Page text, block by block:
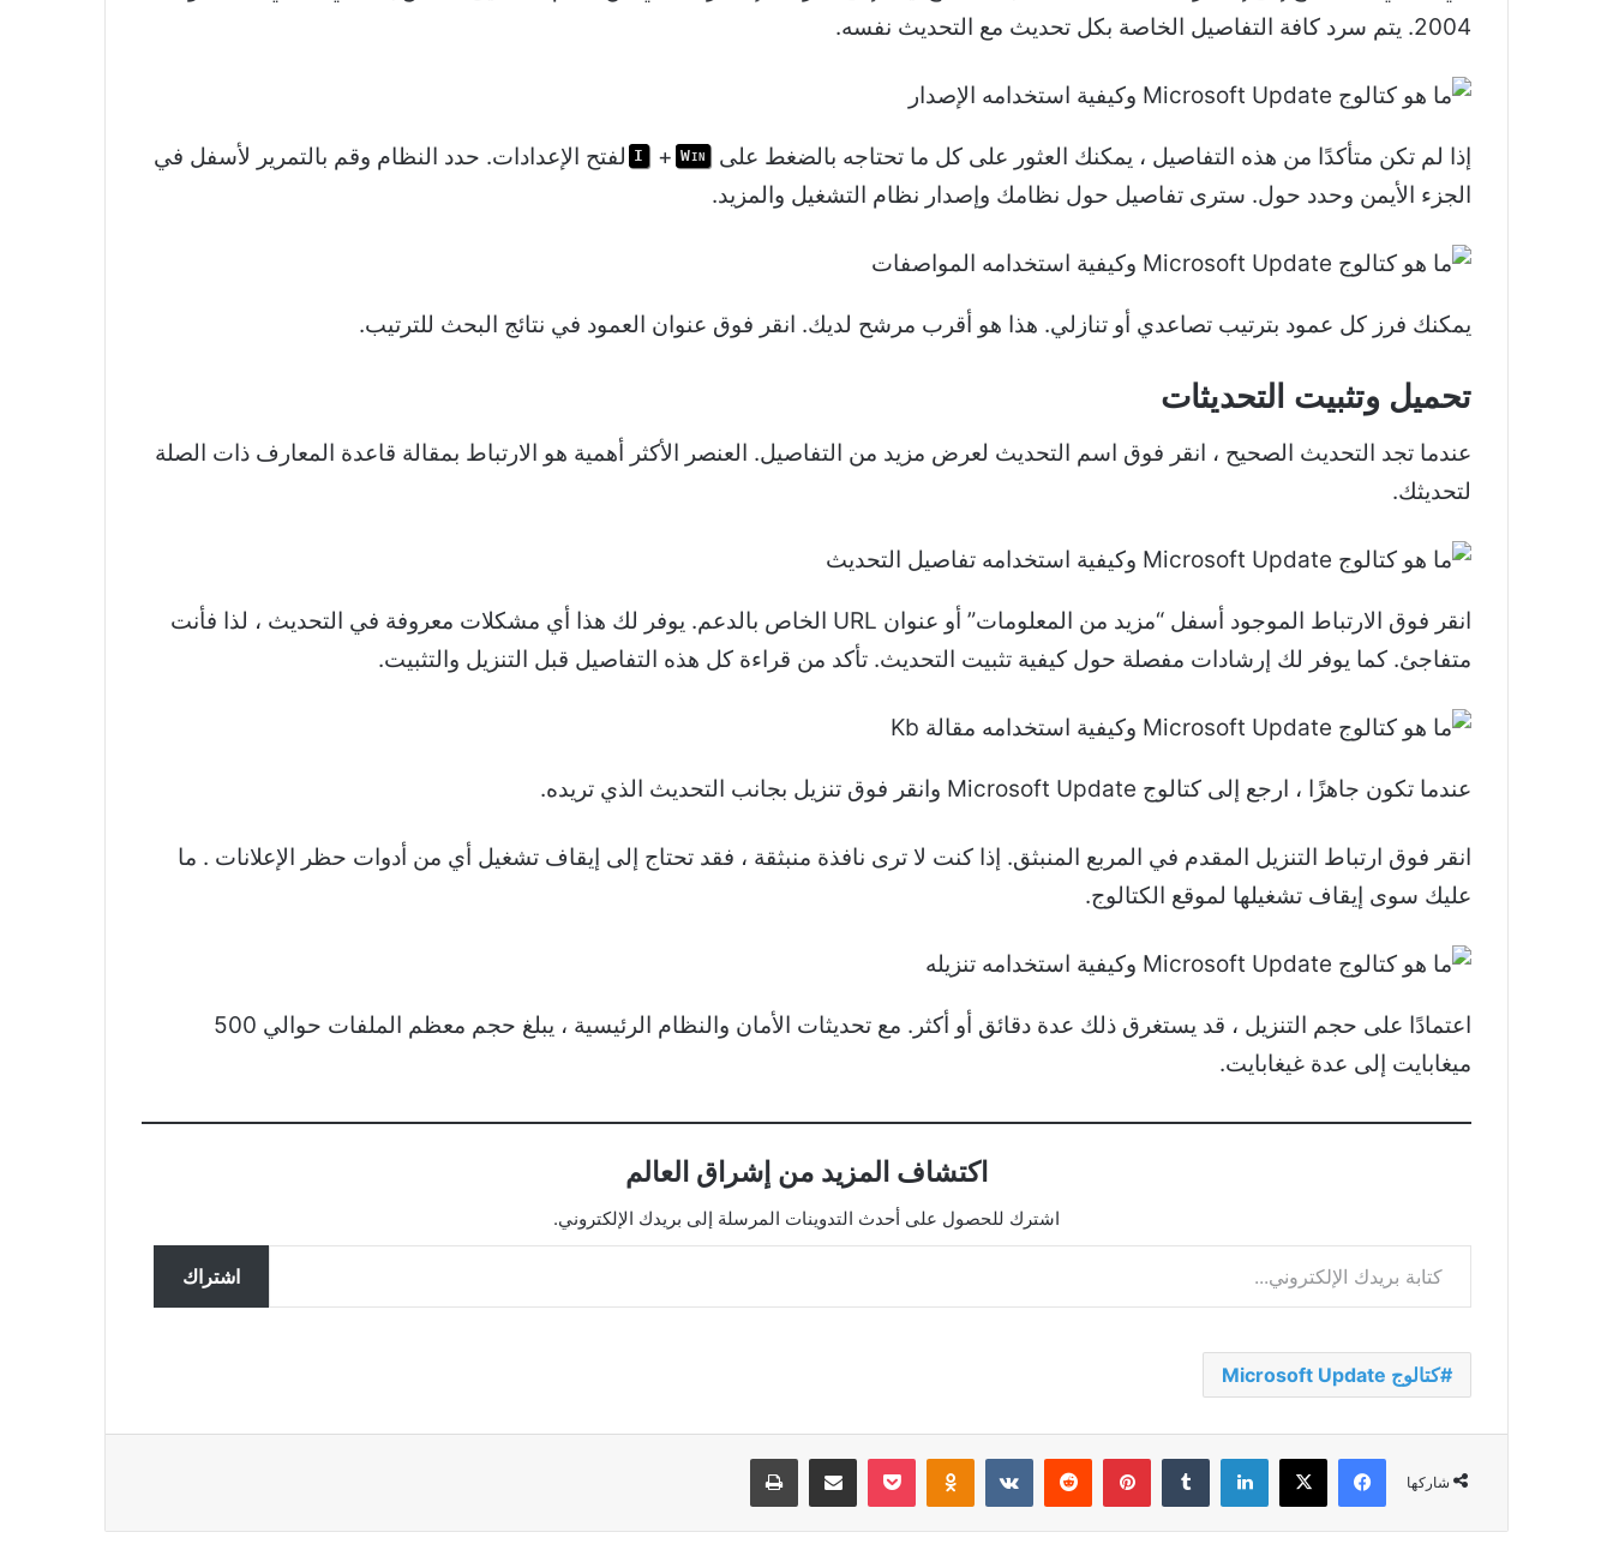
2004. يتم سرد كافة التفاصيل الخاصة بكل تحديث مع التحديث نفسه.
إذا لم تكن متأكدًا من هذه التفاصيل ، يمكنك العثور على كل ما تحتاجه بالضغط على Win
+
I لفتح الإعدادات. حدد النظام وقم بالتمرير لأسفل في
الجزء الأيمن وحدد حول. سترى تفاصيل حول نظامك وإصدار نظام التشغيل والمزيد.
يمكنك فرز كل عمود بترتيب تصاعدي أو تنازلي. هذا هو أقرب مرشح لديك. انقر فوق عنوان العمود في نتائج البحث للترتيب.
تحميل وتثبيت التحديثات
عندما تجد التحديث الصحيح ، انقر فوق اسم التحديث لعرض مزيد من التفاصيل. العنصر الأكثر أهمية هو الارتباط بمقالة قاعدة المعارف ذات الصلة
لتحديثك.
انقر فوق الارتباط الموجود أسفل “مزيد من المعلومات” أو عنوان URL الخاص بالدعم. يوفر لك هذا أي مشكلات معروفة في التحديث ، لذا فأنت
متفاجئ. كما يوفر لك إرشادات مفصلة حول كيفية تثبيت التحديث. تأكد من قراءة كل هذه التفاصيل قبل التنزيل والتثبيت.
عندما تكون جاهزًا ، ارجع إلى كتالوج Microsoft Update وانقر فوق تنزيل بجانب التحديث الذي تريده.
انقر فوق ارتباط التنزيل المقدم في المربع المنبثق. إذا كنت لا ترى نافذة منبثقة ، فقد تحتاج إلى إيقاف تشغيل أي من أدوات حظر الإعلانات . ما
عليك سوى إيقاف تشغيلها لموقع الكتالوج.
اعتمادًا على حجم التنزيل ، قد يستغرق ذلك عدة دقائق أو أكثر. مع تحديثات الأمان والنظام الرئيسية ، يبلغ حجم معظم الملفات حوالي 500
ميغابايت إلى عدة غيغابايت.
اكتشاف المزيد من إشراق العالم
اشترك للحصول على أحدث التدوينات المرسلة إلى بريدك الإلكتروني.
كتابة بريدك الإلكتروني...
اشتراك
كتالوج Microsoft Update
شاركها
فيسبوك
‫X لينكدإن بينتيريست Odnoklassniki
‫Pocketمشاركة عبر البريد طباعة
0xc000000f